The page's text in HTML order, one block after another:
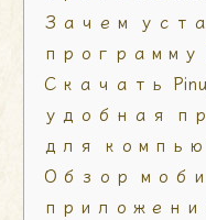
Зачем
программу
Скачать
удобная
для
Обзор